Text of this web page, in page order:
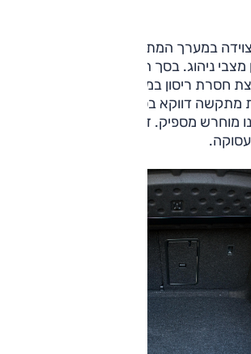
במערך המתלים האדפטיבי הכוללת
מצבי ניהוג. בסך הכל איכות הנסיעה נעימה,
ריסון במצבים רגילים. מצד שני
דווקא בסינון רצף שיבושים קטנים
מוחרש מספיק. זה לא נורא אבל לעיתים